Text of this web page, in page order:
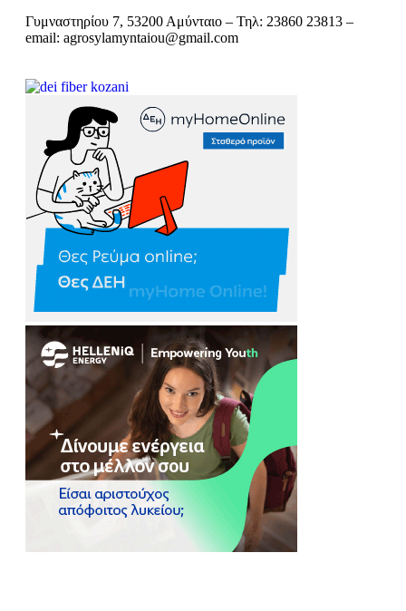
Γυμναστηρίου 7, 53200 Αμύνταιο – Τηλ: 23860 23813 –
email: agrosylamyntaiou@gmail.com